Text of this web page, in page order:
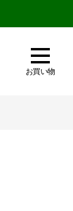
お買い物